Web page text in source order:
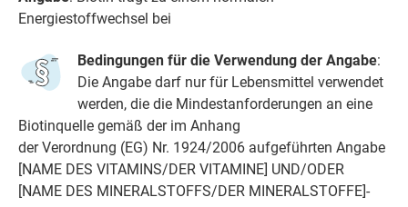
Energiestoffwechsel bei
Bedingungen für die Verwendung der Angabe:
Die Angabe darf nur für Lebensmittel verwendet
werden, die die Mindestanforderungen an eine
Biotinquelle gemäß der im Anhang
der Verordnung (EG) Nr. 1924/2006 aufgeführten Angabe
[NAME DES VITAMINS/DER VITAMINE] UND/ODER
[NAME DES MINERALSTOFFS/DER MINERALSTOFFE]-